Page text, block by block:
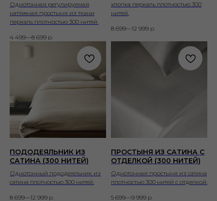
Однотонная регулируемая
натяжная простыня из ткани
перкаль плотностью 300 нитей.
4 499—8 699 р.
хлопка перкаль плотностью 300
нитей.
8 699—12 999 р.
ПОДОДЕЯЛЬНИК ИЗ
САТИНА (300 НИТЕЙ)
Однотонный пододеяльник из
сатина плотностью 300 нитей.
8 699—12 999 р.
ПРОСТЫНЯ ИЗ САТИНА С
ОТДЕЛКОЙ (300 НИТЕЙ)
Однотонная простыня из сатина
плотностью 300 нитей с отделкой.
5 699—9 999 р.